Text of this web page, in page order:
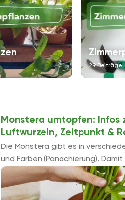
29 Beiträge
Monstera umtopfen: Infos
Luftwurzeln, Zeitpunkt &
Die Monstera gibt es in
und Farben (Panachierung).
ein gutes Leben führen kann,
und wieder umgetopft werden.
worauf ...